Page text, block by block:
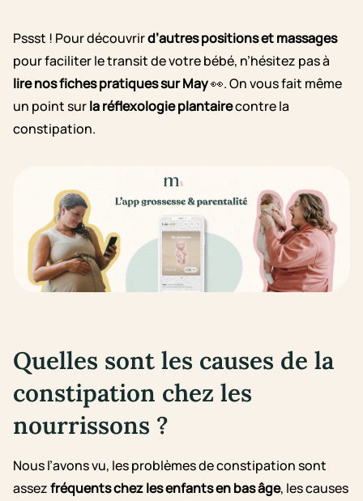
Pssst ! Pour découvrird’autres positions et massages
pour faciliter le transit de votre bébé, n’hésitez pas à
lire nos fiches pratiques sur May👀. On vous fait même
un point surla réflexologie plantairecontre la
constipation.
Quelles sont les causes de la
constipation chez les
nourrissons ?
Nous l’avons vu, les problèmes de constipation sont
assezfréquents chez les enfants en bas âge, les causes